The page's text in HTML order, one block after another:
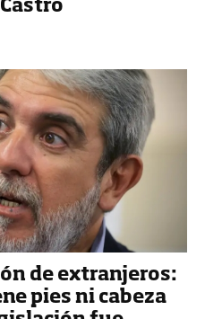
de extranjeros:
pies ni cabeza